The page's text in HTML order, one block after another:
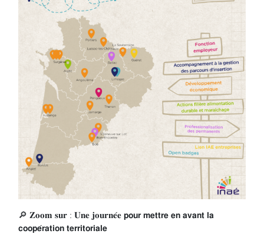
🔎 𝐙𝐨𝐨𝐦 𝐬𝐮𝐫 : 𝐔𝐧𝐞 𝐣𝐨𝐮𝐫𝐧𝐞́𝐞 𝗽𝗼𝘂𝗿 𝗺𝗲𝘁𝘁𝗿𝗲 𝗲𝗻 𝗮𝘃𝗮𝗻𝘁 𝗹𝗮
𝗰𝗼𝗼𝗽𝗲́𝗿𝗮𝘁𝗶𝗼𝗻 𝘁𝗲𝗿𝗿𝗶𝘁𝗼𝗿𝗶𝗮𝗹𝗲